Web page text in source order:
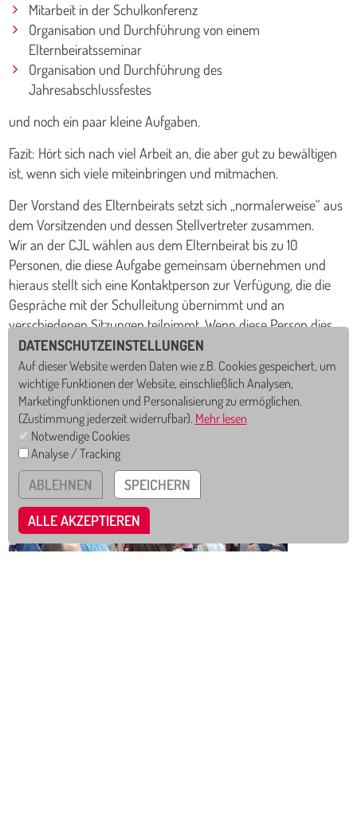
Mitarbeit in der Schulkonferenz
Organisation und Durchführung von einem
Elternbeiratsseminar
Organisation und Durchführung des
Jahresabschlussfestes
und noch ein paar kleine Aufgaben.
Fazit: Hört sich nach viel Arbeit an, die aber gut zu bewältigen
ist, wenn sich viele miteinbringen und mitmachen.
Der Vorstand des Elternbeirats setzt sich „normalerweise“ aus
dem Vorsitzenden und dessen Stellvertreter zusammen.
Wir an der CJL wählen aus dem Elternbeirat bis zu 10
Personen, die diese Aufgabe gemeinsam übernehmen und
hieraus stellt sich eine Kontaktperson zur Verfügung, die die
Gespräche mit der Schulleitung übernimmt und an
verschiedenen Sitzungen teilnimmt. Wenn diese Person dies
nicht wahrnehmen kann, nimmt ein anderes
Vorstandsmitglied teil.
Wenn Sie also Fragen oder Anregungen haben, dürfen Sie sich
jederzeit gerne an uns wenden.
Sie erreichen uns unter: elternbeirat@cjl-rottenburg.de
DATENSCHUTZEINSTELLUNGEN
Auf dieser Website werden Daten wie z.B. Cookies gespeichert, um
wichtige Funktionen der Website, einschließlich Analysen,
Marketingfunktionen und Personalisierung zu ermöglichen.
(Zustimmung jederzeit widerrufbar). Mehr lesen
Notwendige Cookies
Analyse / Tracking
ABLEHNEN SPEICHERN
ALLE AKZEPTIEREN